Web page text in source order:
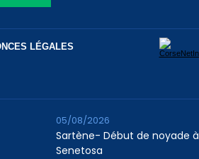
LÉGALES
Sartène- Début de noyade à
Senetosa
05/08/2026